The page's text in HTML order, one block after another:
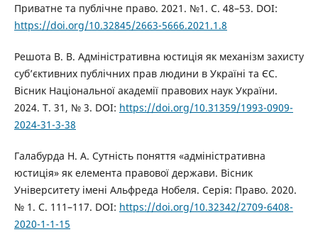
Приватне та публічне право. 2021. №1. С. 48–53. DOI:
https://doi.org/10.32845/2663-5666.2021.1.8
Решота В. В. Адміністративна юстиція як механізм захисту
суб’єктивних публічних прав людини в Україні та ЄС.
Вісник Національної академії правових наук України.
2024. Т. 31, № 3. DOI: https://doi.org/10.31359/1993-0909-
2024-31-3-38
Галабурда Н. А. Сутність поняття «адміністративна
юстиція» як елемента правової держави. Вісник
Університету імені Альфреда Нобеля. Серія: Право. 2020.
№ 1. С. 111–117. DOI: https://doi.org/10.32342/2709-6408-
2020-1-1-15